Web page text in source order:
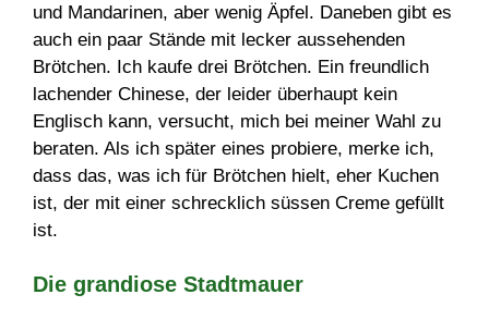
und Mandarinen, aber wenig Äpfel. Daneben gibt es
auch ein paar Stände mit lecker aussehenden
Brötchen. Ich kaufe drei Brötchen. Ein freundlich
lachender Chinese, der leider überhaupt kein
Englisch kann, versucht, mich bei meiner Wahl zu
beraten. Als ich später eines probiere, merke ich,
dass das, was ich für Brötchen hielt, eher Kuchen
ist, der mit einer schrecklich süssen Creme gefüllt
ist.
Die grandiose Stadtmauer